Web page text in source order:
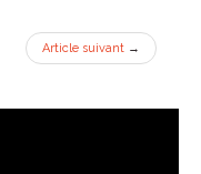
Article suivant →